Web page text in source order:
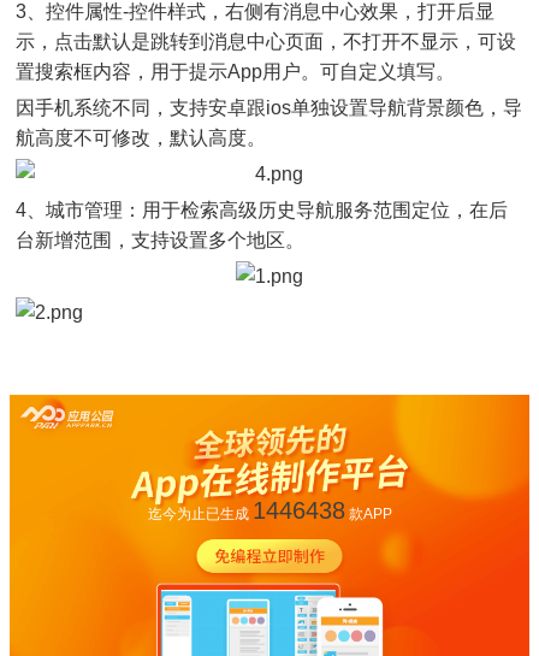
3、控件属性-控件样式，右侧有消息中心效果，打开后显
示，点击默认是跳转到消息中心页面，不打开不显示，可设
置搜索框内容，用于提示App用户。可自定义填写。
因手机系统不同，支持安卓跟ios单独设置导航背景颜色，导
航高度不可修改，默认高度。
4、城市管理：用于检索高级历史导航服务范围定位，在后
台新增范围，支持设置多个地区。
迄今为止已生成 1446438款APP